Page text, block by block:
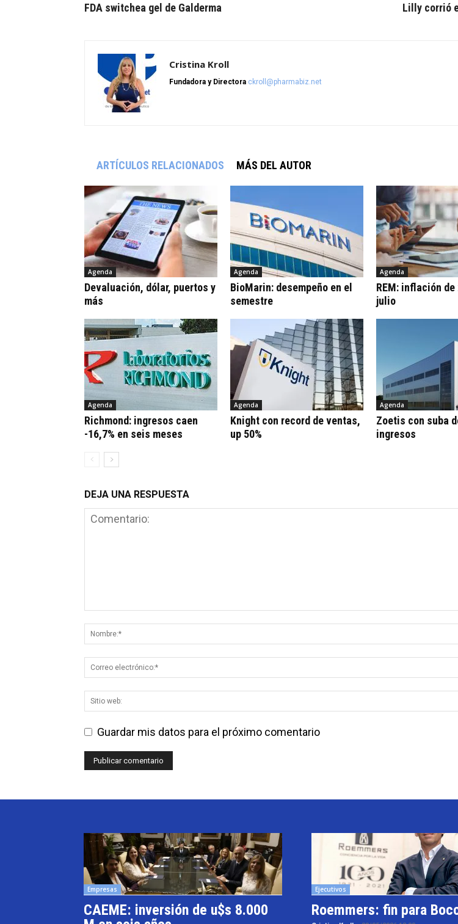
FDA switchea gel de Galderma Lilly corrió
Cristina Kroll
Fundadora y Directora ckroll@pharmabiz.net
ARTÍCULOS RELACIONADOS MÁS DEL AUTOR
Agenda
Devaluación, dólar, puertos y
más
Agenda
BioMarin: desempeño en el
semestre
Agenda
REM: inflación de
julio
Agenda
Richmond: ingresos caen
-16,7% en seis meses
Agenda
Knight con record de ventas,
up 50%
Agenda
Zoetis con suba
ingresos
DEJA UNA RESPUESTA
Guardar mis datos para el próximo comentario
Empresas
CAEME: inversión de u$s 8.000
Ejecutivos
Roemmers: fin para